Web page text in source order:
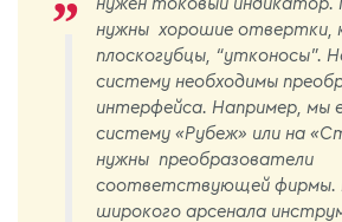
нужен токовый индикатор.
нужны хорошие отвертки,
плоскогубцы, “утконосы”.
систему необходимы
интерфейса. Например, мы
систему «Рубеж» или на
нужны преобразователи
соответствующей фирмы.
широкого арсенала